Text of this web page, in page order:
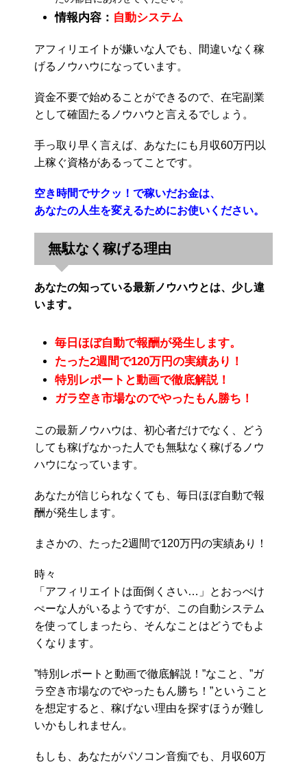
情報内容： 自動システム
アフィリエイトが嫌いな人でも、間違いなく稼
げるノウハウになっています。
資金不要で始めることができるので、在宅副業
として確固たるノウハウと言えるでしょう。
手っ取り早く言えば、あなたにも月収60万円以
上稼ぐ資格があるってことです。
空き時間でサクッ！で稼いだお金は、
あなたの人生を変えるためにお使いください。
無駄なく稼げる理由
あなたの知っている最新ノウハウとは、少し違
います。
毎日ほぼ自動で報酬が発生します。
たった2週間で120万円の実績あり！
特別レポートと動画で徹底解説！
ガラ空き市場なのでやったもん勝ち！
この最新ノウハウは、初心者だけでなく、どう
しても稼げなかった人でも無駄なく稼げるノウ
ハウになっています。
あなたが信じられなくても、毎日ほぼ自動で報
酬が発生します。
まさかの、たった2週間で120万円の実績あり！
時々
「アフィリエイトは面倒くさい…」とおっぺけ
ぺーな人がいるようですが、この自動システム
を使ってしまったら、そんなことはどうでもよ
くなります。
”特別レポートと動画で徹底解説！”なこと、”ガ
ラ空き市場なのでやったもん勝ち！”ということ
を想定すると、稼げない理由を探すほうが難し
いかもしれません。
もしも、あなたがパソコン音痴でも、月収60万